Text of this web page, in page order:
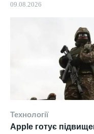
09.08.2026
Технології
Apple готує